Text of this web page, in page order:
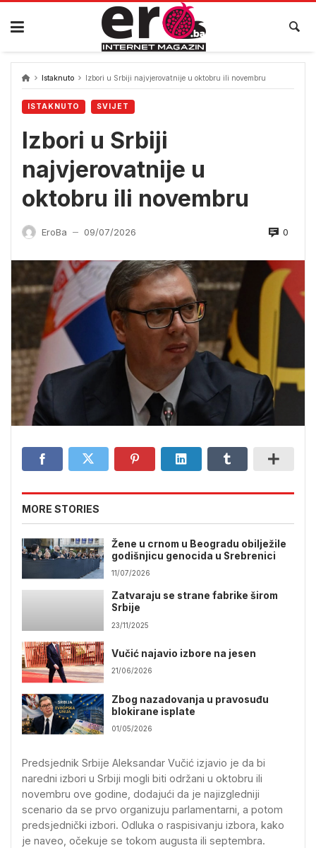
Skip
content
Istaknuto Izbori u Srbiji najvjerovatnije u oktobru ili novembru
ISTAKNUTO SVIJET
Izbori u Srbiji
najvjerovatnije u
oktobru ili novembru
EroBa — 09/07/2026 0
MORE STORIES
Žene u crnom u Beogradu obilježile
godišnjicu genocida u Srebrenici
11/07/2026
Zatvaraju se strane fabrike širom
Srbije
23/11/2025
Vučić najavio izbore na jesen
21/06/2026
Zbog nazadovanja u pravosuđu
blokirane isplate
01/05/2026
Predsjednik Srbije Aleksandar Vučić izjavio je da bi
naredni izbori u Srbiji mogli biti održani u oktobru ili
novembru ove godine, dodajući da je najizgledniji
scenario da se prvo organizuju parlamentarni, a potom
predsjednički izbori. Odluka o raspisivanju izbora, kako
je naveo, očekuje se tokom augusta ili septembra.